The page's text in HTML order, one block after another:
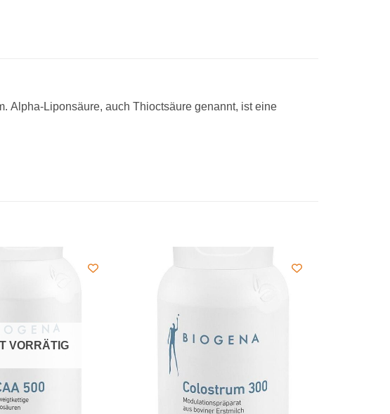
Alpha-Liponsäure, auch Thioctsäure genannt, ist eine
VORRÄTIG